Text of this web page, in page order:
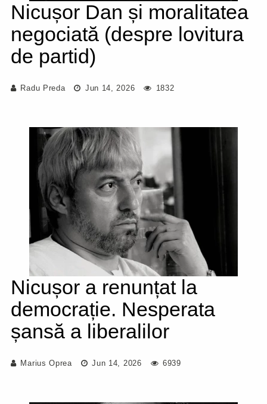
Nicușor Dan și moralitatea
negociată (despre lovitura
de partid)
Radu Preda Jun 14, 2026 1832
Nicușor a renunțat la
democrație. Nesperata
șansă a liberalilor
Marius Oprea Jun 14, 2026 6939